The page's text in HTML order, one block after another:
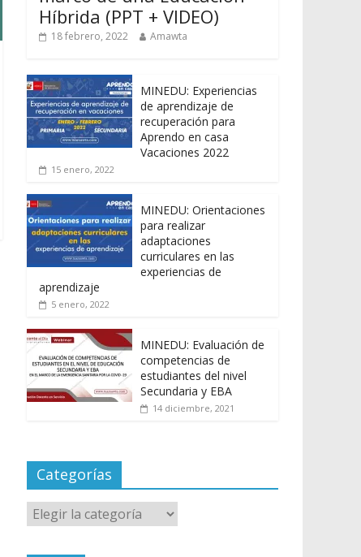
Híbrida (PPT + VIDEO)
18 febrero, 2022 Amawta
MINEDU: Experiencias
de aprendizaje de
recuperación para
Aprendo en casa
Vacaciones 2022
15 enero, 2022
MINEDU: Orientaciones
para realizar
adaptaciones
curriculares en las
experiencias de
aprendizaje
5 enero, 2022
MINEDU: Evaluación de
competencias de
estudiantes del nivel
Secundaria y EBA
14 diciembre, 2021
Categorías
Categorías